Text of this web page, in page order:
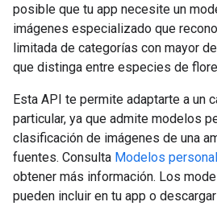
posible que tu app necesite un
imágenes especializado que
limitada de categorías con mayor
que distinga entre especies de
Esta API te permite adaptarte a un
particular, ya que admite modelos
clasificación de imágenes de una
fuentes. Consulta Modelos
obtener más información. Los
pueden incluir en tu app o